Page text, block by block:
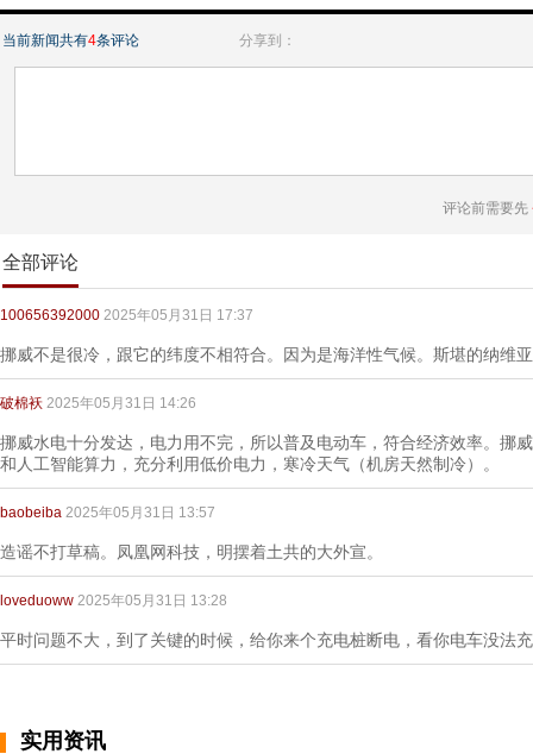
当前新闻共有4条评论 分享到：
评论前需要先
全部评论
100656392000 2025年05月31日 17:37
挪威不是很冷，跟它的纬度不相符合。因为是海洋性气候。斯堪的纳维
破棉袄 2025年05月31日 14:26
挪威水电十分发达，电力用不完，所以普及电动车，符合经济效率。挪
和人工智能算力，充分利用低价电力，寒冷天气（机房天然制冷）。
baobeiba 2025年05月31日 13:57
造谣不打草稿。凤凰网科技，明摆着土共的大外宣。
loveduoww 2025年05月31日 13:28
平时问题不大，到了关键的时候，给你来个充电桩断电，看你电车没法
实用资讯